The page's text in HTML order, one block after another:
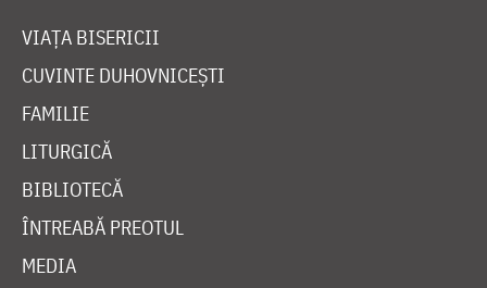
VIAȚA BISERICII
CUVINTE DUHOVNICEȘTI
FAMILIE
LITURGICĂ
BIBLIOTECĂ
ÎNTREABĂ PREOTUL
MEDIA